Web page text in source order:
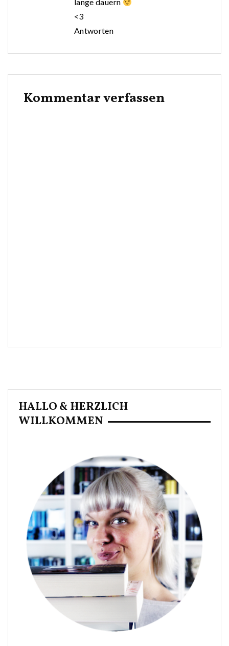
<3
Antworten
Kommentar verfassen
HALLO & HERZLICH
WILLKOMMEN